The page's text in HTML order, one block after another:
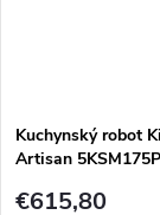
Kuchynský robot
Artisan
€615,80